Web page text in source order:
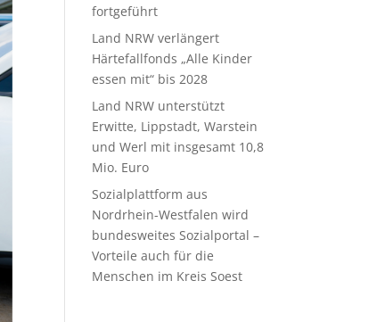
fortgeführt
Land NRW verlängert
Härtefallfonds „Alle Kinder
essen mit“ bis 2028
Land NRW unterstützt
Erwitte, Lippstadt, Warstein
und Werl mit insgesamt 10,8
Mio. Euro
Sozialplattform aus
Nordrhein-Westfalen wird
bundesweites Sozialportal –
Vorteile auch für die
Menschen im Kreis Soest